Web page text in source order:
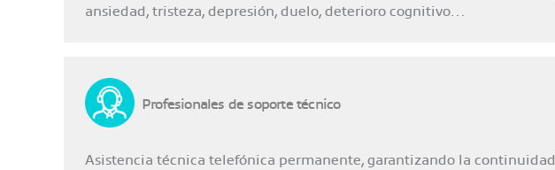
ansiedad, tristeza, depresión, duelo, deterioro cognitivo…
Profesionales de soporte técnico
Asistencia técnica telefónica permanente, garantizando la continuidad